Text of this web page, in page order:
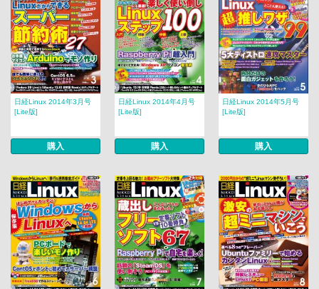
日経Linux 2014年3月号
[Lite版]
購入
日経Linux 2014年4月号
[Lite版]
購入
日経Linux 2014年5月号
[Lite版]
購入